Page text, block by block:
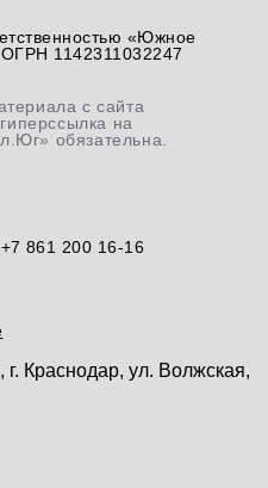
«Южное
1142311032247
с сайта
на
обязательна.
+7 861 200 16-16
Краснодар, ул. Волжская,